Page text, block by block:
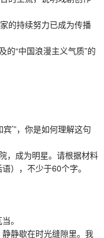
的持续努力已成为传播
“中国浪漫主义气质”的
’”，你是如何理解这句
成为明星。请根据材料
），不少于60个字。
。
静歇在时光缝隙里。我